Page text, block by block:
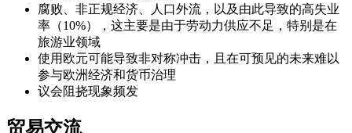
腐败、非正规经济、人口外流，以及由此导致的高失业
率（10%），这主要是由于劳动力供应不足，特别是在
旅游业领域
使用欧元可能导致非对称冲击，且在可预见的未来难以
参与欧洲经济和货币治理
议会阻挠现象频发
贸易交流